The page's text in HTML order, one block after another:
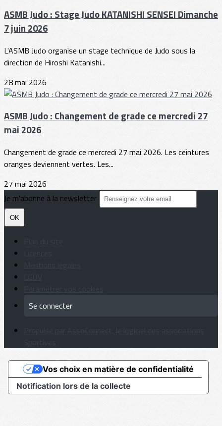
ASMB Judo : Stage Judo KATANISHI SENSEI Dimanche
7 juin 2026
L'ASMB Judo organise un stage technique de Judo sous la
direction de Hiroshi Katanishi...
28 mai 2026
ASMB Judo : Changement de grade ce mercredi 27
mai 2026
Changement de grade ce mercredi 27 mai 2026. Les ceintures
oranges deviennent vertes. Les...
27 mai 2026
Je m'abonne à la newsletter
OK
Se connecter
Notification lors de la collecte
Vos choix en matière de confidentialité